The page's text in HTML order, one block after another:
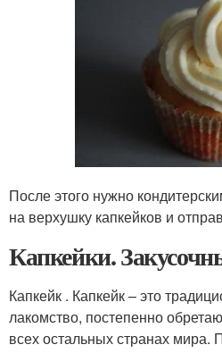
После этого нужно
на верхушку капкейков и
Капкейки.
Капкейк . Капкейк – это
лакомство, постепенно
всех остальных странах